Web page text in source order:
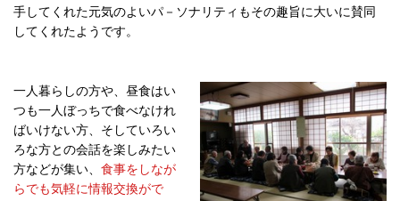
手してくれた元気のよいパ－ソナリティもその趣旨に大いに賛同
してくれたようです。
一人暮らしの方や、昼食はい
つも一人ぼっちで食べなけれ
ばいけない方、そしていろい
ろな方との会話を楽しみたい
方などが集い、 食事をしなが
らでも気軽に情報交換がで